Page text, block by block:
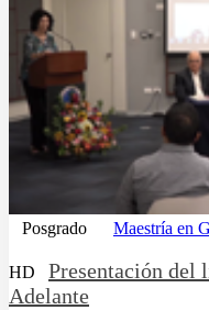
Posgrado Maestría en
HD
Presentación del
Adelante